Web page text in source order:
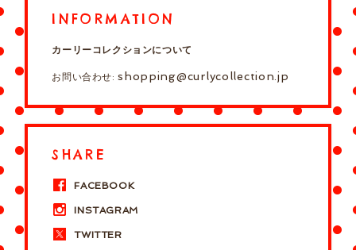
INFORMATION
カーリーコレクションについて
お問い合わせ:shopping@curlycollection.jp
SHARE
FACEBOOK
INSTAGRAM
TWITTER